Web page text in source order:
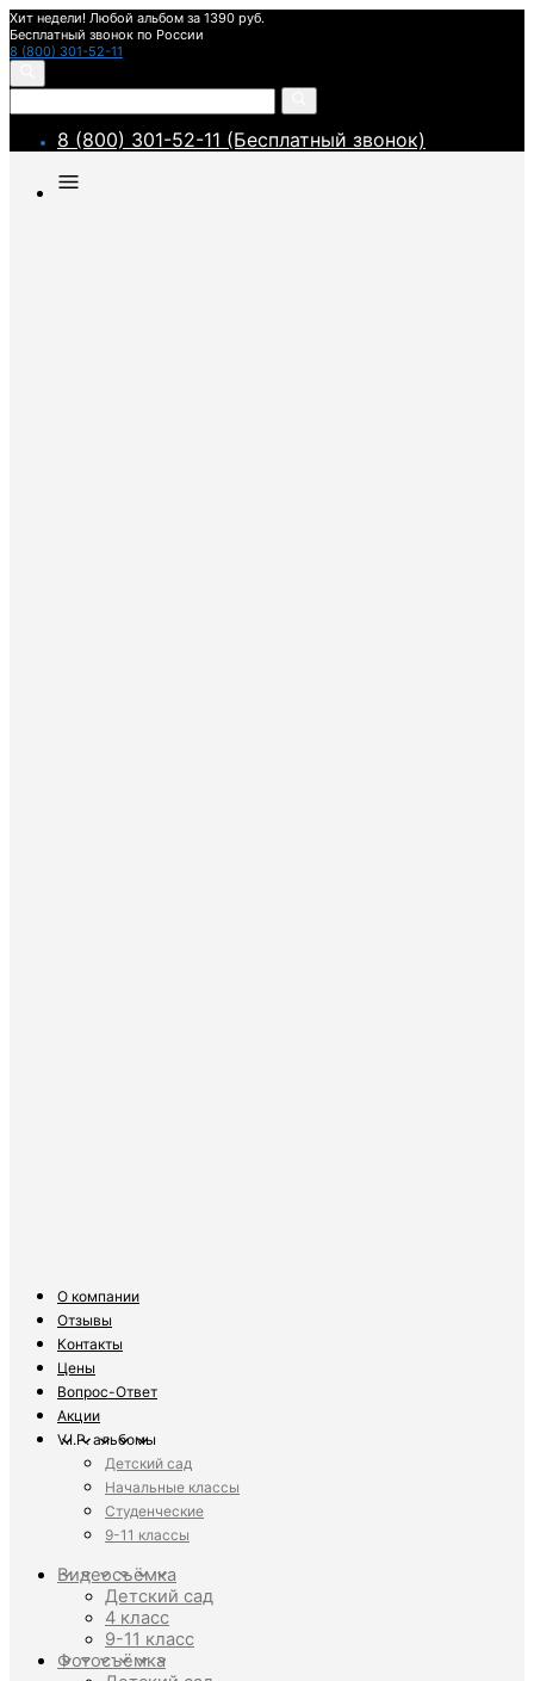
Хит недели! Любой альбом за 1390 руб.
Бесплатный звонок по России
8 (800) 301-52-11
8 (800) 301-52-11 (Бесплатный звонок)
О компании
Отзывы
Контакты
Цены
Вопрос-Ответ
Акции
V.I.P. альбомы
Детский сад
Начальные классы
Студенческие
9-11 классы
Видеосъёмка
Детский сад
4 класс
9-11 класс
Фотосъёмка